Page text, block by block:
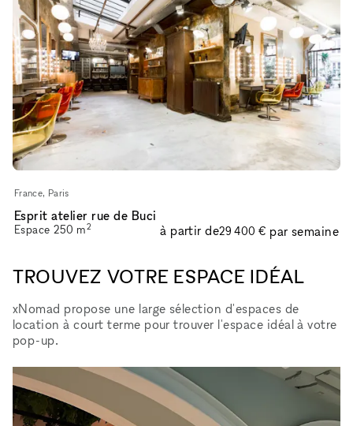
France, Paris
Esprit atelier rue de Buci
Espace 250 m2 à partir de29 400 € par semaine
TROUVEZ VOTRE ESPACE IDÉAL
xNomad propose une large sélection d'espaces de
location à court terme pour trouver l'espace idéal à votre
pop-up.